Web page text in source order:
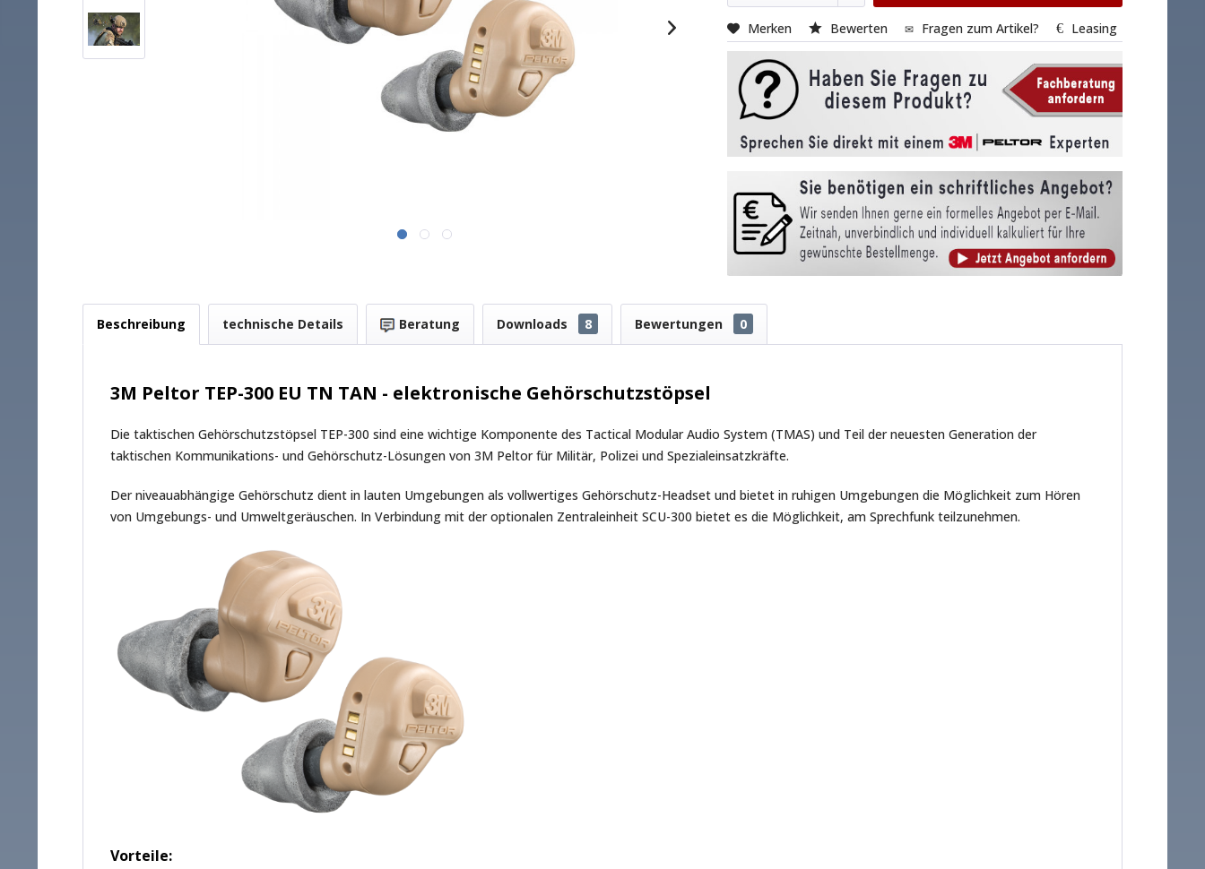
Merken Bewerten Fragen zum Artikel? Leasing
Beschreibung technische Details Beratung Downloads 8 Bewertungen 0
3M Peltor TEP-300 EU TN TAN - elektronische Gehörschutzstöpsel
Die taktischen Gehörschutzstöpsel TEP-300 sind eine wichtige Komponente des Tactical Modular Audio System (TMAS) und Teil der neuesten Generation der
taktischen Kommunikations- und Gehörschutz-Lösungen von 3M Peltor für Militär, Polizei und Spezialeinsatzkräfte.
Der niveauabhängige Gehörschutz dient in lauten Umgebungen als vollwertiges Gehörschutz-Headset und bietet in ruhigen Umgebungen die Möglichkeit zum Hören
von Umgebungs- und Umweltgeräuschen. In Verbindung mit der optionalen Zentraleinheit SCU-300 bietet es die Möglichkeit, am Sprechfunk teilzunehmen.
Vorteile: